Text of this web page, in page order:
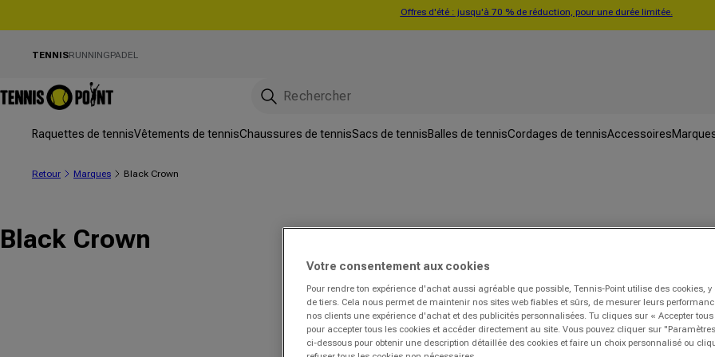
Offres d'été : jusqu'à 70 % de réduction, pour une durée limitée.
TENNISRUNNINGPADEL
Raquettes de tennisVêtements de tennisChaussures de tennisSacs de tennisBalles de tennisCordages de tennisAccessoires
Retour Marques Black Crown
Black Crown
Votre consentement aux cookies
Pour rendre ton expérience d'achat aussi agréable que possible, Tennis-Point utilise des cookies,
de tiers. Cela nous permet de maintenir nos sites web fiables et sûrs, de mesurer leurs
nos clients une expérience d'achat et des publicités personnalisées. Tu cliques sur « Accepter
pour accepter tous les cookies et accéder directement au site. Vous pouvez cliquer sur
ci-dessous pour obtenir une description détaillée des cookies et faire un choix personnalisé ou